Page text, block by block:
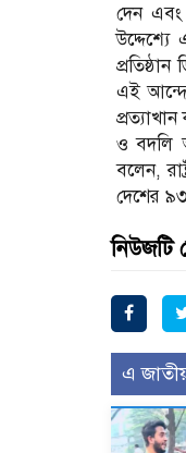
দেন এবং
এই
ও বদলি
বলেন,
দেশের ৯৩
নিউজটি
এ